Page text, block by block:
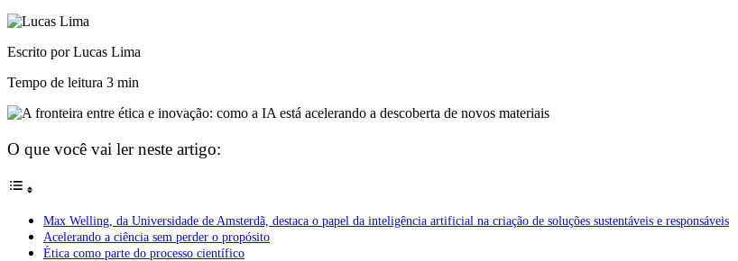
Escrito por Lucas Lima
Tempo de leitura 3 min
O que você vai ler neste artigo:
Max Welling, da Universidade de Amsterdã, destaca o papel da inteligência artificial na criação de soluções sustentáveis e responsáveis
Acelerando a ciência sem perder o propósito
Ética como parte do processo científico